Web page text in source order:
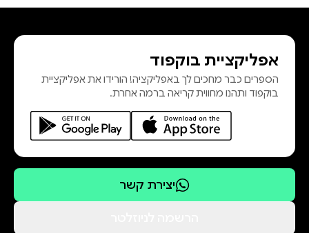
אפליקציית בוקפוד
הספרים כבר מחכים לך באפליקציה! הורידו את אפליקציית
בוקפוד ותהנו מחווית קריאה ברמה אחרת.
יצירת קשר